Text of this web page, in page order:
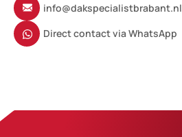
info@dakspecialistbrabant.nl
Direct contact via WhatsApp